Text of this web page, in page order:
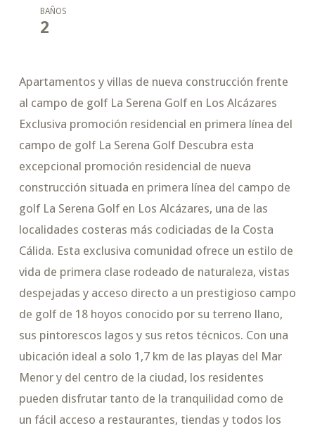
BAÑOS
2
Apartamentos y villas de nueva construcción frente
al campo de golf La Serena Golf en Los Alcázares
Exclusiva promoción residencial en primera línea del
campo de golf La Serena Golf Descubra esta
excepcional promoción residencial de nueva
construcción situada en primera línea del campo de
golf La Serena Golf en Los Alcázares, una de las
localidades costeras más codiciadas de la Costa
Cálida. Esta exclusiva comunidad ofrece un estilo de
vida de primera clase rodeado de naturaleza, vistas
despejadas y acceso directo a un prestigioso campo
de golf de 18 hoyos conocido por su terreno llano,
sus pintorescos lagos y sus retos técnicos. Con una
ubicación ideal a solo 1,7 km de las playas del Mar
Menor y del centro de la ciudad, los residentes
pueden disfrutar tanto de la tranquilidad como de
un fácil acceso a restaurantes, tiendas y todos los